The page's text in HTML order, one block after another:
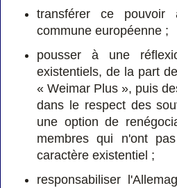
transférer ce pouvoir
commune européenne ;
pousser à une
existentiels, de la part
« Weimar Plus », puis
dans le respect des
une option de
membres qui n'ont
caractère existentiel ;
responsabiliser